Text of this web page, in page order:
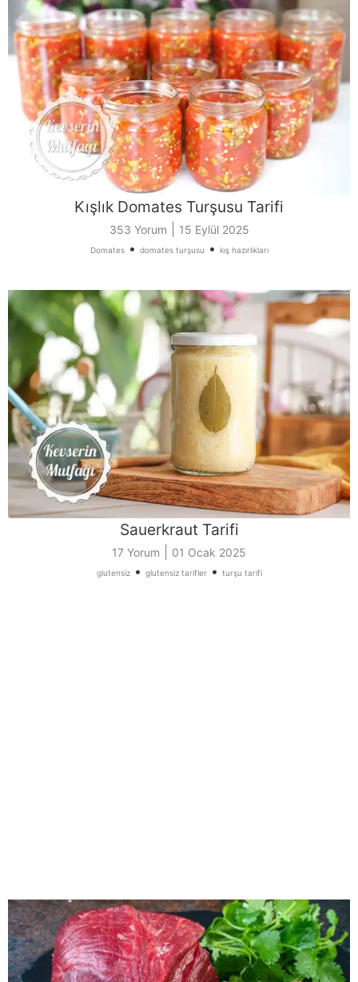
Kışlık Domates Turşusu Tarifi
353 Yorum 15 Eylül 2025
Domates• domates turşusu • kış hazırlıkları
Sauerkraut Tarifi
17 Yorum 01 Ocak 2025
glutensiz• glutensiz tarifler• turşu tarifi